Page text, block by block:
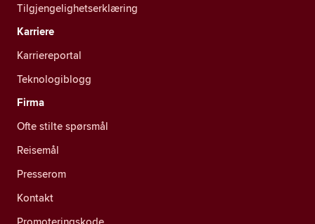
Tilgjengelighetserklæring
Karriere
Karriereportal
Teknologiblogg
Firma
Ofte stilte spørsmål
Reisemål
Presserom
Kontakt